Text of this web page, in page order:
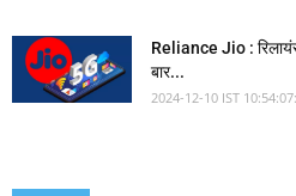
Reliance Jio :
बार...
2024-12-10 IST